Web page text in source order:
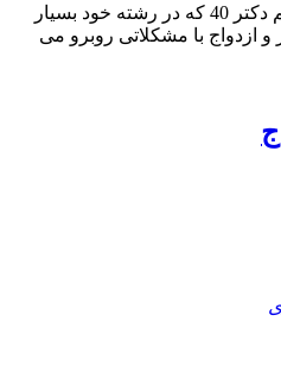
این فیلم درمورد یک خانم دکتر 40 که در رشته خود بسیار
ازدواج با مشکلاتی روبرو می